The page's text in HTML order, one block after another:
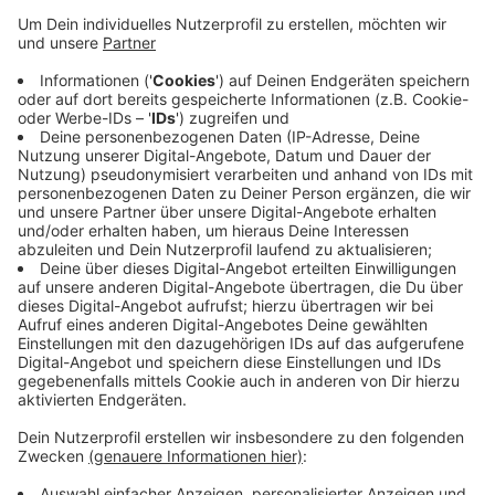
Das Angebot soll eine erste Anlaufstelle sein um
Fragen von Hausbesitzern zu beantworten, heißt es.
Man wolle so den Einstieg in das Thema erleichtern.
Es gebe allerdings keine Rechtsberatung oder Planung
eines Projektes, betont die Stadt. Termine zur
Beratung können per E-Mail an
sascha.nowak@nettetal.de oder telefonisch unter
02153/898-6202 vereinbart werden. Weitere Infos
gibt es auch auf derInternetseite der Stadt Nettetal
Anzeige